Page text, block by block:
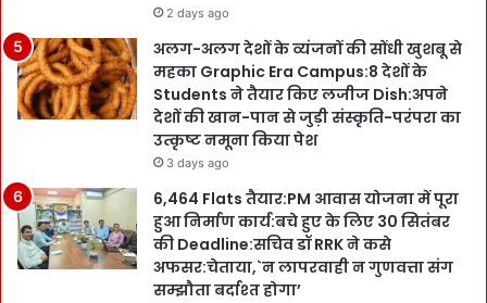
2 days ago
अलग-अलग देशों के व्यंजनों की सोंधी खुशबू से
महका Graphic Era Campus:8 देशों के
Students ने तैयार किए लजीज Dish:अपने
देशों की खान-पान से जुड़ी संस्कृति-परंपरा का
उत्कृष्ट नमूना किया पेश
3 days ago
6,464 Flats तैयार:PM आवास योजना में पूरा
हुआ निर्माण कार्य:बचे हुए के लिए 30 सितंबर
की Deadline:सचिव डॉ RRK ने कसे
अफसर:चेताया,`न लापरवाही न गुणवत्ता संग
सम्झौता बर्दाश्त होगा’